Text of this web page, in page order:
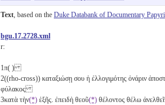
Text , based on the Duke Databank of Documentary Papyri
bgu.17.2728.xml
r:
1π( )
2((rho-cross)) καταξιώσῃ σου ἡ ἐλλογιμότης ὀνάριν
φύλακος
3κατὰ τὴν(*) ἑξῆς. ἐπειδὴ θεοῦ(*) θέλοντος θέλω